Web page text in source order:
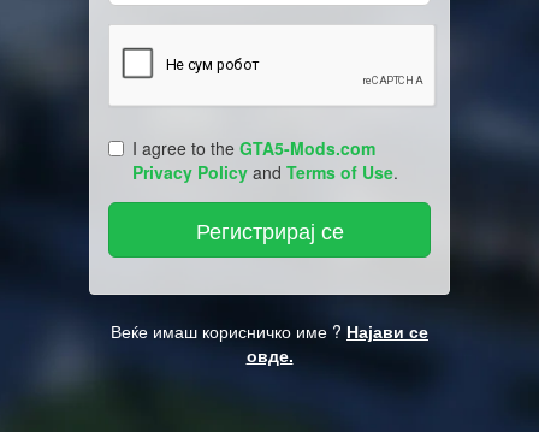
I agree to the GTA5-Mods.com
Privacy Policy and Terms of Use.
Веќе имаш корисничко име ? Најави се
овде.